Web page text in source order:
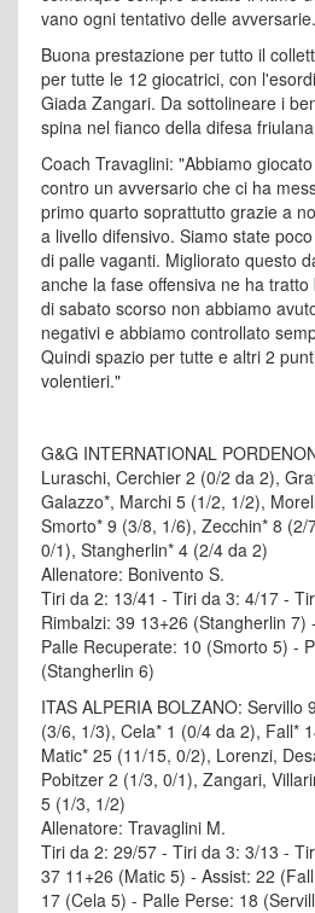
vano ogni tentativo delle avversarie.
Buona prestazione per tutto il
per tutte le 12 giocatrici, con
Giada Zangari. Da sottolineare i
spina nel fianco della difesa
Coach Travaglini: "Abbiamo
contro un avversario che ci ha
primo quarto soprattutto grazie a
a livello difensivo. Siamo state
di palle vaganti. Migliorato questo
anche la fase offensiva ne ha
di sabato scorso non abbiamo
negativi e abbiamo controllato
Quindi spazio per tutte e altri 2
volentieri."
G&G INTERNATIONAL
Luraschi, Cerchier 2 (0/2 da 2),
Galazzo*, Marchi 5 (1/2, 1/2),
Smorto* 9 (3/8, 1/6), Zecchin* 8
0/1), Stangherlin* 4 (2/4 da 2)
Allenatore: Bonivento S.
Tiri da 2: 13/41 - Tiri da 3: 4/17 -
Rimbalzi: 39 13+26 (Stangherlin
Palle Recuperate: 10 (Smorto 5) -
(Stangherlin 6)
ITAS ALPERIA BOLZANO: Servillo
(3/6, 1/3), Cela* 1 (0/4 da 2), Fall*
Matic* 25 (11/15, 0/2), Lorenzi,
Pobitzer 2 (1/3, 0/1), Zangari,
5 (1/3, 1/2)
Allenatore: Travaglini M.
Tiri da 2: 29/57 - Tiri da 3: 3/13 -
37 11+26 (Matic 5) - Assist: 22
17 (Cela 5) - Palle Perse: 18